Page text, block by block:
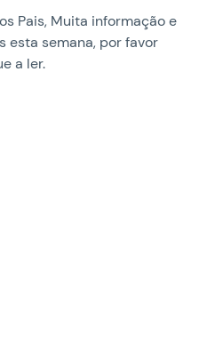
Pais, Muita informação e
esta semana, por favor
a ler.